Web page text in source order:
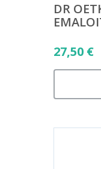
DR
27,50 €